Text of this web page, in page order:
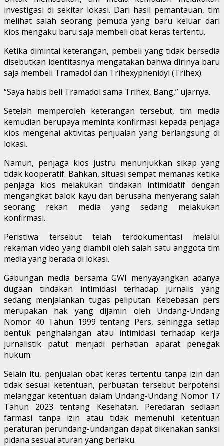
investigasi di sekitar lokasi. Dari hasil pemantauan, tim
melihat salah seorang pemuda yang baru keluar dari
kios mengaku baru saja membeli obat keras tertentu.
Ketika dimintai keterangan, pembeli yang tidak bersedia
disebutkan identitasnya mengatakan bahwa dirinya baru
saja membeli Tramadol dan Trihexyphenidyl (Trihex).
“Saya habis beli Tramadol sama Trihex, Bang,” ujarnya.
Setelah memperoleh keterangan tersebut, tim media
kemudian berupaya meminta konfirmasi kepada penjaga
kios mengenai aktivitas penjualan yang berlangsung di
lokasi.
Namun, penjaga kios justru menunjukkan sikap yang
tidak kooperatif. Bahkan, situasi sempat memanas ketika
penjaga kios melakukan tindakan intimidatif dengan
mengangkat balok kayu dan berusaha menyerang salah
seorang rekan media yang sedang melakukan
konfirmasi.
Peristiwa tersebut telah terdokumentasi melalui
rekaman video yang diambil oleh salah satu anggota tim
media yang berada di lokasi.
Gabungan media bersama GWI menyayangkan adanya
dugaan tindakan intimidasi terhadap jurnalis yang
sedang menjalankan tugas peliputan. Kebebasan pers
merupakan hak yang dijamin oleh Undang-Undang
Nomor 40 Tahun 1999 tentang Pers, sehingga setiap
bentuk penghalangan atau intimidasi terhadap kerja
jurnalistik patut menjadi perhatian aparat penegak
hukum.
Selain itu, penjualan obat keras tertentu tanpa izin dan
tidak sesuai ketentuan, perbuatan tersebut berpotensi
melanggar ketentuan dalam Undang-Undang Nomor 17
Tahun 2023 tentang Kesehatan. Peredaran sediaan
farmasi tanpa izin atau tidak memenuhi ketentuan
peraturan perundang-undangan dapat dikenakan sanksi
pidana sesuai aturan yang berlaku.